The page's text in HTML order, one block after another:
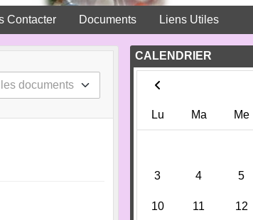
Contacter Documents Liens Utiles
CALENDRIER
Lu Ma Me
3 4 5
10 11 12